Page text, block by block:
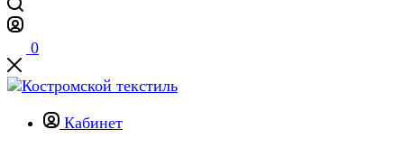
0
Кабинет